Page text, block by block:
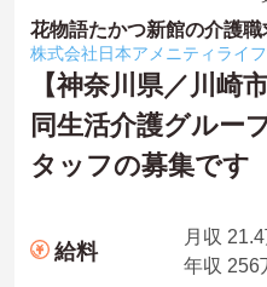
花物語たかつ新館の介護職
株式会社日本アメニティライ
【神奈川県／川
同生活介護グルー
タッフの募集です
給料